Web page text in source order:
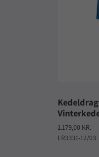
1.179,00 KR.
LR3331-12/03